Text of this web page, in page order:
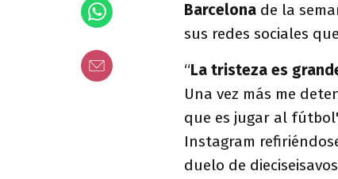
Barcelona de la
sus redes sociales
“La tristeza es
Una vez más me
que es jugar al
Instagram
duelo de